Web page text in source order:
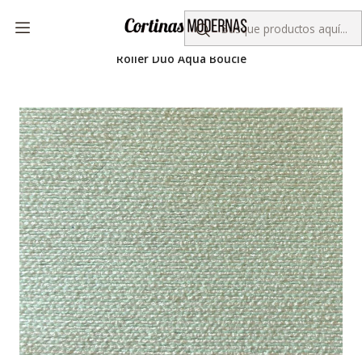
Despacho gratis por compras sobre $50.000
Roller Duo Roller Duo Normal
Roller Duo Aqua Bouclé